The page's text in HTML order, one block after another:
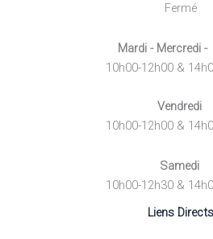
Fermé
Mardi - Mercredi -
10h00-12h00 &
Vendredi
10h00-12h00 &
Samedi
10h00-12h30 &
Liens Directs